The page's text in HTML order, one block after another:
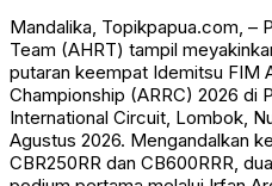
Mandalika, Topikpapua.com, –
Team (AHRT) tampil
putaran keempat Idemitsu FIM
Championship (ARRC) 2026 di
International Circuit, Lombok,
Agustus 2026. Mengandalkan
CBR250RR dan CB600RRR,